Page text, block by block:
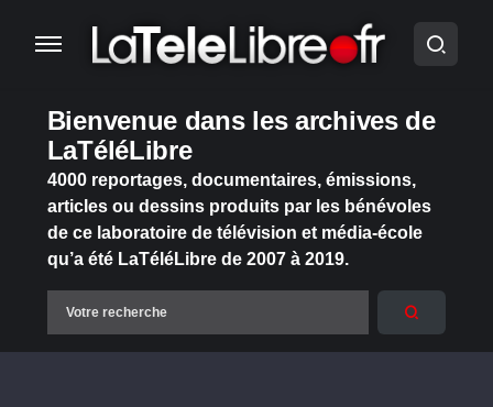
Bienvenue dans les archives de
LaTéléLibre
4000 reportages, documentaires, émissions,
articles ou dessins produits par les bénévoles
de ce laboratoire de télévision et média-école
qu’a été LaTéléLibre de 2007 à 2019.